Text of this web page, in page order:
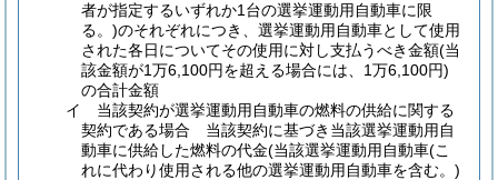
者が指定するいずれか1台の選挙運動用自動車に限
る。)のそれぞれにつき、選挙運動用自動車として使用
された各日についてその使用に対し支払うべき金額(当
該金額が1万6,100円を超える場合には、1万6,100円)
の合計金額
イ
当該契約が選挙運動用自動車の燃料の供給に関する
契約である場合 当該契約に基づき当該選挙運動用自
動車に供給した燃料の代金(当該選挙運動用自動車(こ
れに代わり使用される他の選挙運動用自動車を含む。)